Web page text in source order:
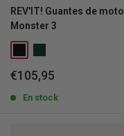
REV'IT! Guantes de moto
Monster 3
Precio
venta
€105,95
En stock